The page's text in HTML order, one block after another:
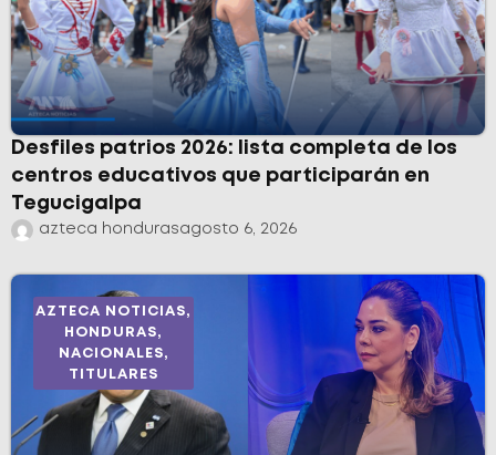
Desfiles patrios 2026: lista completa de los
centros educativos que participarán en
Tegucigalpa
azteca hondurasagosto 6, 2026
AZTECA NOTICIAS,
HONDURAS,
NACIONALES,
TITULARES